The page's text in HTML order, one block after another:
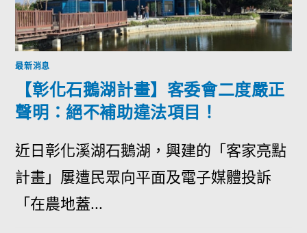
最新消息
【彰化石鵝湖計畫】客委會二度嚴正
聲明：絕不補助違法項目！
近日彰化溪湖石鵝湖，興建的「客家亮點
計畫」屢遭民眾向平面及電子媒體投訴
「在農地蓋...